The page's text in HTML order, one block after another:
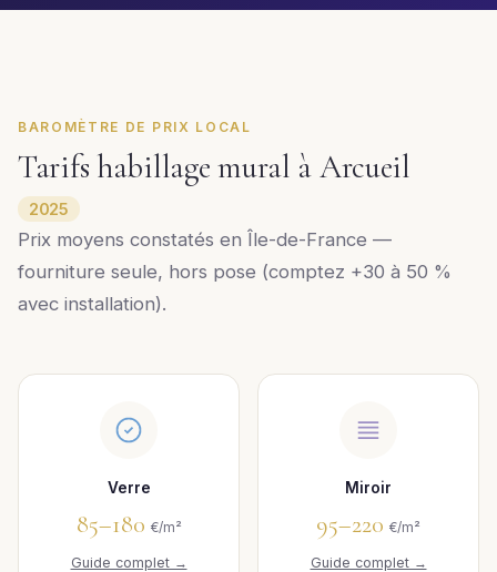
BAROMÈTRE DE PRIX LOCAL
Tarifs habillage mural à Arcueil
2025
Prix moyens constatés en Île-de-France —
fourniture seule, hors pose (comptez +30 à 50 %
avec installation).
Verre
85–180 €/m²
Guide complet →
Miroir
95–220 €/m²
Guide complet →